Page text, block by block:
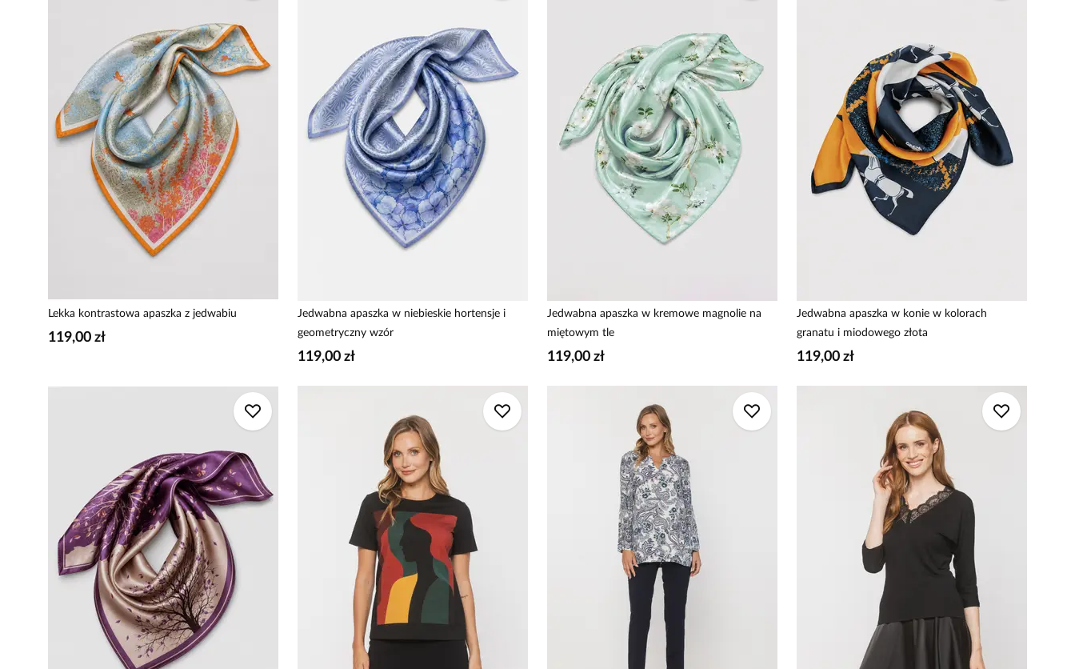
Lekka kontrastowa apaszka z jedwabiu
119,00 zł
Jedwabna apaszka w niebieskie hortensje i
geometryczny wzór
119,00 zł
Jedwabna apaszka w kremowe magnolie na
miętowym tle
119,00 zł
Jedwabna apaszka w konie w kolorach
granatu i miodowego złota
119,00 zł